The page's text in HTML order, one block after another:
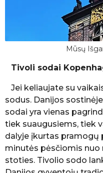
Mūsų
Tivoli sodai
Jei keliaujate su
sodus. Danijos
sodai yra vienas
tiek suaugusiems, tiek
dalyje įkurtas pramogų
minutės pėsčiomis
stoties. Tivolio sodo